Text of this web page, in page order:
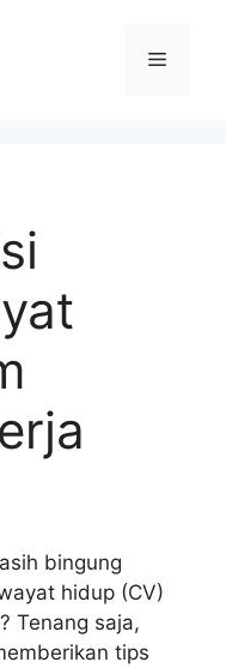
Menu
bingung
hidup (CV)
Tenang saja,
tips